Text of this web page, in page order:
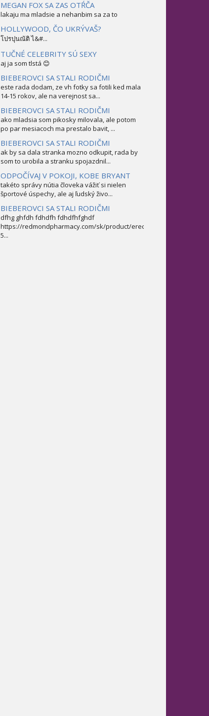
MEGAN FOX SA ZAS OTŔČA
lakaju ma mladsie a nehanbim sa za to
HOLLYWOOD, ČO UKRÝVAŠ?
โปรปุนณัติ ไ&#...
TUČNÉ CELEBRITY SÚ SEXY
aj ja som tlstá 😊
BIEBEROVCI SA STALI RODIČMI
este rada dodam, ze vh fotky sa fotili ked mala
14-15 rokov, ale na verejnost sa...
BIEBEROVCI SA STALI RODIČMI
ako mladsia som pikosky milovala, ale potom
po par mesiacoch ma prestalo bavit, ...
BIEBEROVCI SA STALI RODIČMI
ak by sa dala stranka mozno odkupit, rada by
som to urobila a stranku spojazdnil...
ODPOČÍVAJ V POKOJI, KOBE BRYANT
takéto správy nútia človeka vážiť si nielen
športové úspechy, ale aj ľudský živo...
BIEBEROVCI SA STALI RODIČMI
dfhg ghfdh fdhdfh fdhdfhfghdf
https://redmondpharmacy.com/sk/product/erectofil-
5...